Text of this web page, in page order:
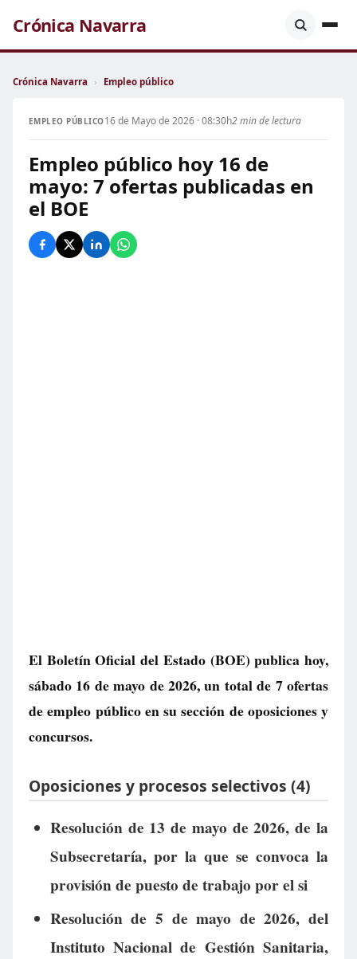
Crónica Navarra
Crónica Navarra › Empleo público
EMPLEO PÚBLICO16 de Mayo de 2026 · 08:30h2 min de lectura
Empleo público hoy 16 de
mayo: 7 ofertas publicadas en
el BOE
El Boletín Oficial del Estado (BOE) publica hoy,
sábado 16 de mayo de 2026, un total de 7 ofertas
de empleo públicoen su sección de oposiciones y
concursos.
Oposiciones y procesos selectivos (4)
Resolución de 13 de mayo de 2026, de la
Subsecretaría, por la que se convoca la
provisión de puesto de trabajo por el si
Resolución de 5 de mayo de 2026, del
Instituto Nacional de Gestión Sanitaria,